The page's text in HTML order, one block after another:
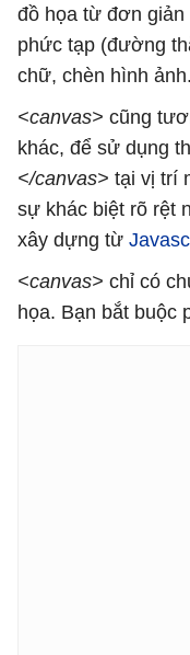
đồ họa từ đơn
phức tạp (đường
chữ, chèn hình
<canvas> cũng
khác, để sử dụng
</canvas> tại vị trí
sự khác biệt rõ rệt
xây dựng từ
<canvas> chỉ có
họa. Bạn bắt buộc